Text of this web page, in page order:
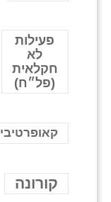
פעילות
לא
חקלאית
(פל״ח)
קורונה